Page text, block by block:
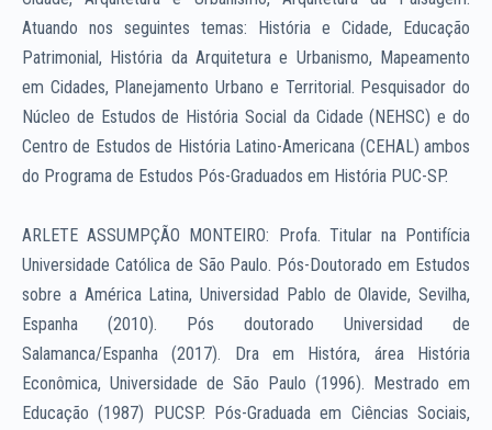
Atuando nos seguintes temas: História e Cidade, Educação
Patrimonial, História da Arquitetura e Urbanismo, Mapeamento
em Cidades, Planejamento Urbano e Territorial. Pesquisador do
Núcleo de Estudos de História Social da Cidade (NEHSC) e do
Centro de Estudos de História Latino-Americana (CEHAL) ambos
do Programa de Estudos Pós-Graduados em História PUC-SP.
ARLETE ASSUMPÇÃO MONTEIRO: Profa. Titular na Pontifícia
Universidade Católica de São Paulo. Pós-Doutorado em Estudos
sobre a América Latina, Universidad Pablo de Olavide, Sevilha,
Espanha (2010). Pós doutorado Universidad de
Salamanca/Espanha (2017). Dra em Históra, área História
Econômica, Universidade de São Paulo (1996). Mestrado em
Educação (1987) PUCSP. Pós-Graduada em Ciências Sociais,